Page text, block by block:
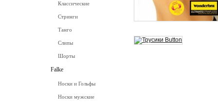
Классические
Стринги
Танго
Слипы
Шорты
Falke
Носки и Гольфы
Носки мужские